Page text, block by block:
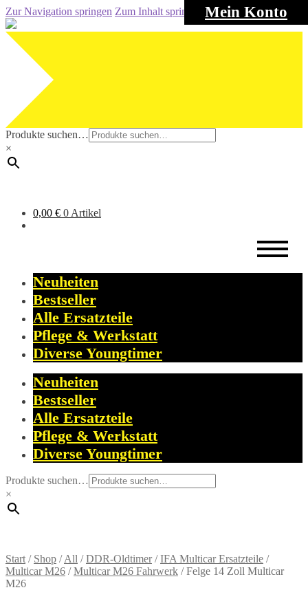
Mein Konto
Zur Navigation springen Zum Inhalt springen
Produkte suchen…
×
0,00 € 0 Artikel
Neuheiten
Bestseller
Alle Ersatzteile
Pflege & Werkstatt
Diverse Youngtimer
Neuheiten
Bestseller
Alle Ersatzteile
Pflege & Werkstatt
Diverse Youngtimer
Produkte suchen…
×
Start / Shop /All /DDR-Oldtimer/IFA Multicar Ersatzteile /
Multicar M26 /Multicar M26 Fahrwerk /Felge 14 Zoll Multicar
M26